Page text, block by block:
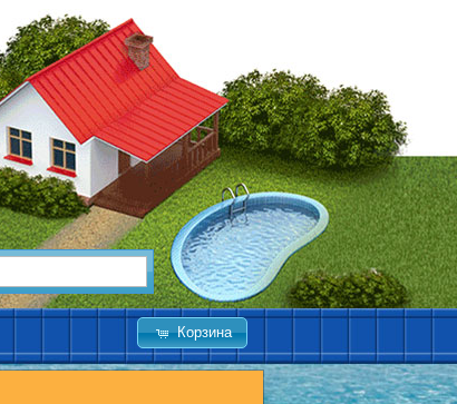
Корзина